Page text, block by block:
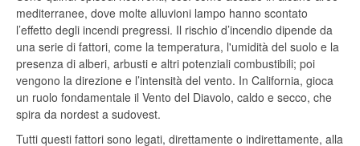
mediterranee, dove molte alluvioni lampo hanno scontato
l’effetto degli incendi pregressi. Il rischio d’incendio dipende da
una serie di fattori, come la temperatura, l'umidità del suolo e la
presenza di alberi, arbusti e altri potenziali combustibili; poi
vengono la direzione e l’intensità del vento. In California, gioca
un ruolo fondamentale il Vento del Diavolo, caldo e secco, che
spira da nordest a sudovest.
Tutti questi fattori sono legati, direttamente o indirettamente, alla